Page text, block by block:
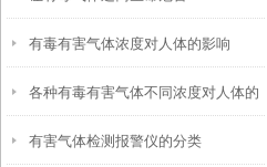
有毒有害气体浓度对人体的影响
各种有毒有害气体不同浓度对人体的
影响
有害气体检测报警仪的分类